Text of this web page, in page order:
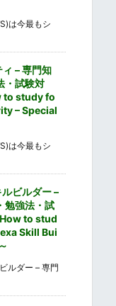
は今最もシ
ィ – 専門知
・試験対
to study fo
– Special
は今最もシ
ビルダー –
勉強法・試
How to stud
Skill Bui
ルダー – 専門